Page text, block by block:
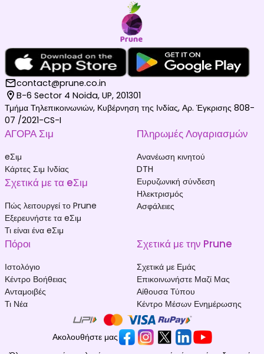
contact@prune.co.in
B-6 Sector 4 Noida, UP, 201301
Τμήμα Τηλεπικοινωνιών, Κυβέρνηση της Ινδίας, Αρ. Έγκρισης 808-
07 /2021-CS-I
ΑΓΟΡΑ Σιμ
eΣιμ
Κάρτες Σιμ Ινδίας
Σχετικά με τα eΣιμ
Πώς λειτουργεί το Prune
Εξερευνήστε τα eΣιμ
Τι είναι ένα eΣιμ
Πληρωμές Λογαριασμών
Ανανέωση κινητού
DTH
Ευρυζωνική σύνδεση
Ηλεκτρισμός
Ασφάλειες
Πόροι
Ιστολόγιο
Κέντρο Βοήθειας
Ανταμοιβές
Τι Νέα
Σχετικά με την Prune
Σχετικά με Εμάς
Επικοινωνήστε Μαζί Μας
Αίθουσα Τύπου
Κέντρο Μέσων Ενημέρωσης
Ακολουθήστε μας